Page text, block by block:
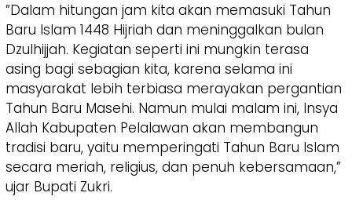
​”Dalam hitungan jam kita akan memasuki Tahun
Baru Islam 1448 Hijriah dan meninggalkan bulan
Dzulhijjah. Kegiatan seperti ini mungkin terasa
asing bagi sebagian kita, karena selama ini
masyarakat lebih terbiasa merayakan pergantian
Tahun Baru Masehi. Namun mulai malam ini, Insya
Allah Kabupaten Pelalawan akan membangun
tradisi baru, yaitu memperingati Tahun Baru Islam
secara meriah, religius, dan penuh kebersamaan,”
ujar Bupati Zukri.